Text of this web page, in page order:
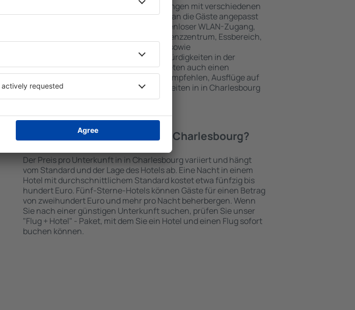
Hotels in in Charlesbourg sind Einrichtungen mit verschiedenen
Standards sowie Annehmlichkeiten, die an die Gäste angepasst
sind . Zu den beliebtesten gehören kostenloser WLAN-Zugang,
SPA-Zone, Bar / Safe im Zimmer, Konferenzzentrum, Essbereich,
Kinderspielecke, kostenlose Parkplätze sowie
Informationsbroschüren über Sehenswürdigkeiten in der
Umgebung. Einige der Einrichtungen bieten auch einen
Transport vom/zum Flughafen an oder empfehlen, Ausflüge auf
den Spuren der größten Sehenswürdigkeiten in in Charlesbourg
zu unternehmen.
Wie viel kostet ein Hotel in in Charlesbourg?
Der Preis pro Unterkunft in in Charlesbourg variiert und hängt
vom Standard und der Lage des Hotels ab. Eine Nacht in einem
Hotel mit durchschnittlichem Standard kostet etwa fünfzig bis
hundert Euro. Fünf-Sterne-Hotels können Gäste für einen Betrag
von zweihundert Euro und mehr pro Nacht beherbergen. Wenn
Sie nach einer günstigen Unterkunft suchen, prüfen Sie unser
"Flug + Hotel" - Paket, mit dem Sie ein Hotel und einen Flug sofort
buchen können.